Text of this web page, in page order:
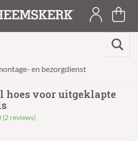
en bezorgdienst
hoes voor uitgeklapte
(2 reviews)